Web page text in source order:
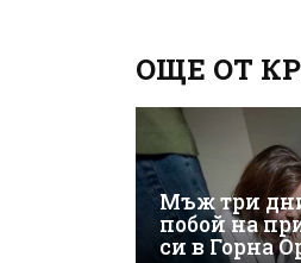
ОЩЕ ОТ
Мъж три
побой на
си в Горна